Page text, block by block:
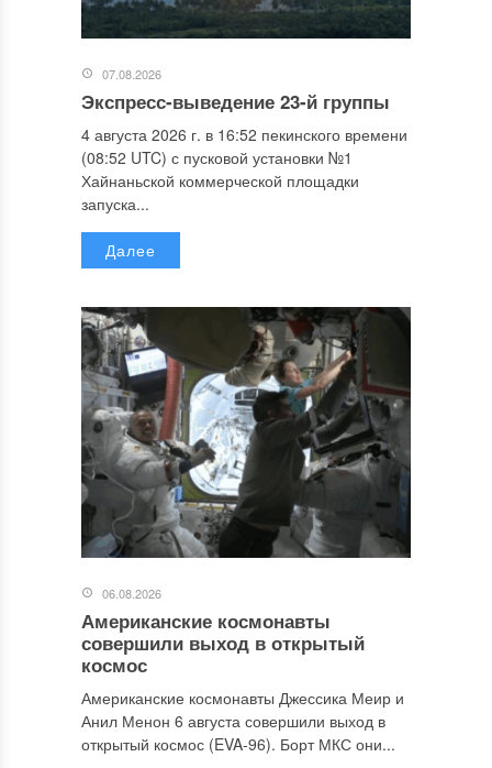
07.08.2026
Экспресс-выведение 23-й группы
4 августа 2026 г. в 16:52 пекинского времени
(08:52 UTC) с пусковой установки №1
Хайнаньской коммерческой площадки
запуска...
Далее
06.08.2026
Американские космонавты
совершили выход в открытый
космос
Американские космонавты Джессика Меир и
Анил Менон 6 августа совершили выход в
открытый космос (EVA-96). Борт МКС они...